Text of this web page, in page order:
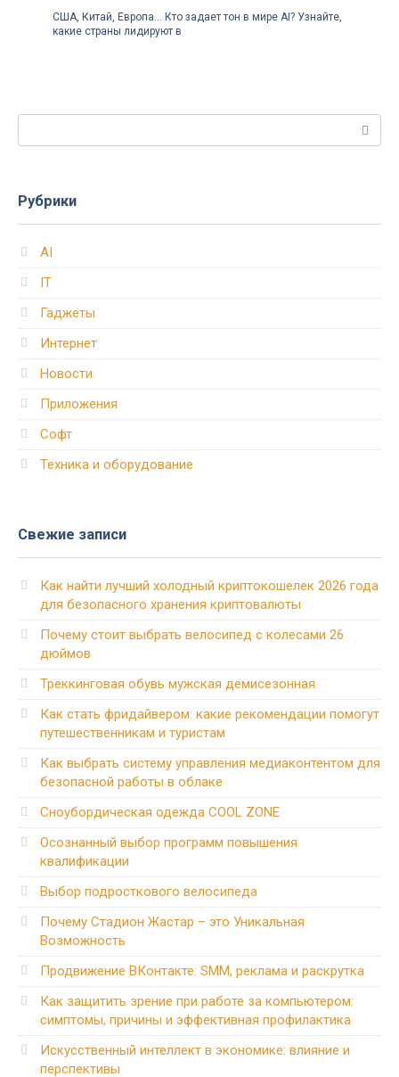
США, Китай, Европа... Кто задает тон в мире AI? Узнайте,
какие страны лидируют в
Рубрики
AI
IT
Гаджеты
Интернет
Новости
Приложения
Софт
Техника и оборудование
Свежие записи
Как найти лучший холодный криптокошелек 2026 года
для безопасного хранения криптовалюты
Почему стоит выбрать велосипед с колесами 26
дюймов
Треккинговая обувь мужская демисезонная
Как стать фридайвером: какие рекомендации помогут
путешественникам и туристам
Как выбрать систему управления медиаконтентом для
безопасной работы в облаке
Сноубордическая одежда COOL ZONE
Осознанный выбор программ повышения
квалификации
Выбор подросткового велосипеда
Почему Стадион Жастар – это Уникальная
Возможность
Продвижение ВКонтакте: SMM, реклама и раскрутка
Как защитить зрение при работе за компьютером:
симптомы, причины и эффективная профилактика
Искусственный интеллект в экономике: влияние и
перспективы